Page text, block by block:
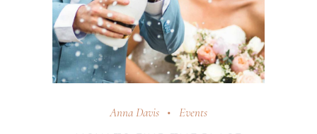
Anna Davis
Events